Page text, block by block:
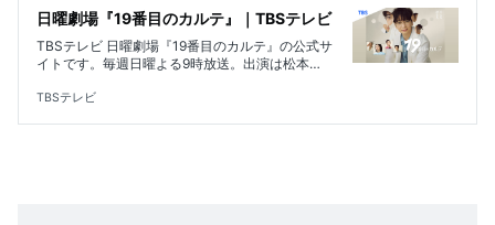
日曜劇場『19番目のカルテ』｜TBSテレビ
TBSテレビ 日曜劇場『19番目のカルテ』の公式サ
イトです。毎週日曜よる9時放送。出演は松本
総合診療医を描く新しいヒューマン医療エンター
TBSテレビ